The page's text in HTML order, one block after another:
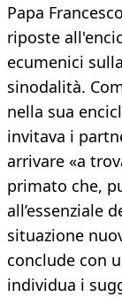
Papa
riposte
ecumenici
sinodalità.
nella sua
invitava i
arrivare «a
primato che,
all’essenziale
situazione
conclude con
individua i